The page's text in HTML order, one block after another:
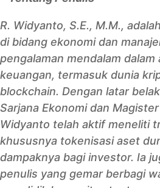
R. Widyanto, S.E., M.M.,
di bidang ekonomi dan
pengalaman mendalam dalam
keuangan, termasuk dunia
blockchain. Dengan latar
Sarjana Ekonomi dan
Widyanto telah aktif meneliti
khususnya tokenisasi aset
dampaknya bagi investor. Ia
penulis yang gemar berbagi